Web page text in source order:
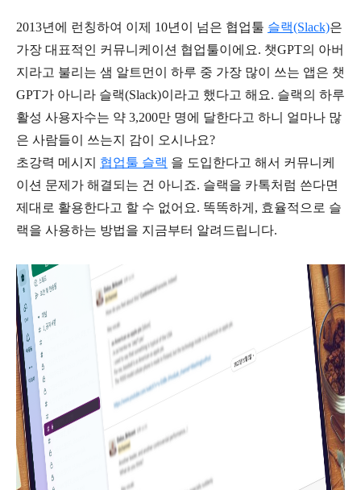
2013년에 런칭하여 이제 10년이 넘은 협업툴 슬랙(Slack)은
가장 대표적인 커뮤니케이션 협업툴이에요. 챗GPT의 아버
지라고 불리는 샘 알트먼이 하루 중 가장 많이 쓰는 앱은 챗
GPT가 아니라 슬랙(Slack)이라고 했다고 해요. 슬랙의 하루
활성 사용자수는 약 3,200만 명에 달한다고 하니 얼마나 많
은 사람들이 쓰는지 감이 오시나요?
초강력 메시지 협업툴 슬랙 을 도입한다고 해서 커뮤니케
이션 문제가 해결되는 건 아니죠. 슬랙을 카톡처럼 쓴다면
제대로 활용한다고 할 수 없어요. 똑똑하게, 효율적으로 슬
랙을 사용하는 방법을 지금부터 알려드립니다.